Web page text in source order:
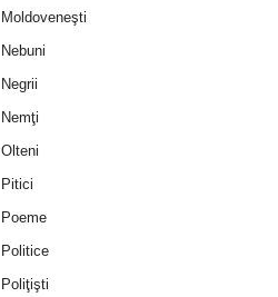
Moldoveneşti
Nebuni
Negrii
Nemţi
Olteni
Pitici
Poeme
Politice
Poliţişti